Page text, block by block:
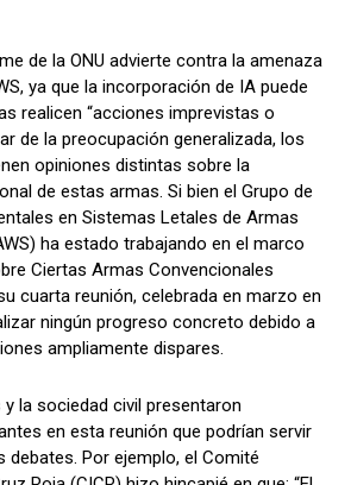
de la ONU advierte contra la amenaza
ya que la incorporación de IA puede
realicen “acciones imprevistas o
de la preocupación generalizada, los
opiniones distintas sobre la
de estas armas. Si bien el Grupo de
en Sistemas Letales de Armas
ha estado trabajando en el marco
Ciertas Armas Convencionales
cuarta reunión, celebrada en marzo en
ningún progreso concreto debido a
ampliamente dispares.
la sociedad civil presentaron
en esta reunión que podrían servir
debates. Por ejemplo, el Comité